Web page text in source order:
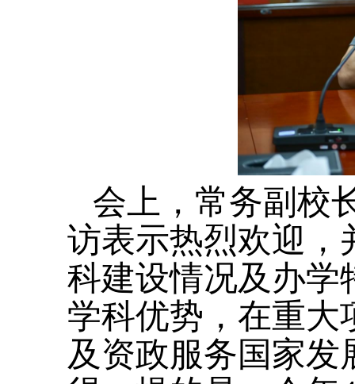
会上，常务副校
访表示热烈欢迎，
科建设情况及办学
学科优势，在重大
及资政服务国家发